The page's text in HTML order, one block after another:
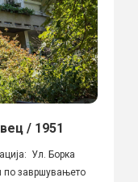
/ 1951
Ул. Борка
по завршувањето